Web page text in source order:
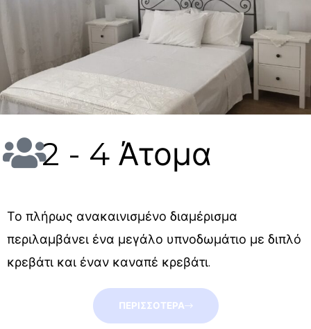
2 - 4 Άτομα
Το πλήρως ανακαινισμένο διαμέρισμα
περιλαμβάνει ένα μεγάλο υπνοδωμάτιο με διπλό
κρεβάτι και έναν καναπέ κρεβάτι.
ΠΕΡΙΣΣΟΤΕΡΑ